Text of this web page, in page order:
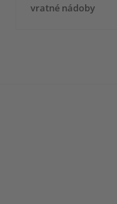
vratné nádoby